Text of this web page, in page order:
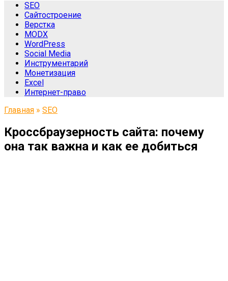
SEO
Сайтостроение
Верстка
MODX
WordPress
Social Media
Инструментарий
Монетизация
Excel
Интернет-право
Главная » SEO
Кроссбраузерность сайта: почему
она так важна и как ее добиться